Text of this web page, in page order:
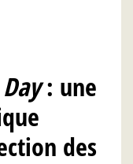
: une
des